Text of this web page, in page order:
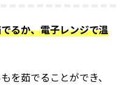
るか、電子レンジで温
を茹でることができ、